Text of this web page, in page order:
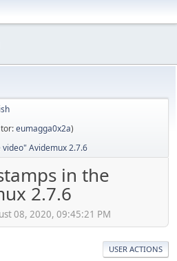
eumagga0x2a)
Avidemux 2.7.6
in the
2.7.6
08, 2020, 09:45:21 PM
USER ACTIONS